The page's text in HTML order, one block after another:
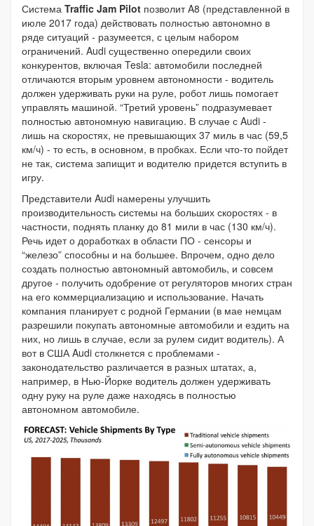
Система Traffic Jam Pilot позволит A8 (представленной в
июле 2017 года) действовать полностью автономно в
ряде ситуаций - разумеется, с целым набором
ограничений. Audi существенно опередили своих
конкурентов, включая Tesla: автомобили последней
отличаются вторым уровнем автономности - водитель
должен удерживать руки на руле, робот лишь помогает
управлять машиной. “Третий уровень” подразумевает
полностью автономную навигацию. В случае с Audi -
лишь на скоростях, не превышающих 37 миль в час (59,5
км/ч) - то есть, в основном, в пробках. Если что-то пойдет
не так, система запищит и водителю придется вступить в
игру.
Представители Audi намерены улучшить
производительность системы на больших скоростях - в
частности, поднять планку до 81 мили в час (130 км/ч).
Речь идет о доработках в области ПО - сенсоры и
“железо” способны и на большее. Впрочем, одно дело
создать полностью автономный автомобиль, и совсем
другое - получить одобрение от регуляторов многих стран
на его коммерциализацию и использование. Начать
компания планирует с родной Германии (в мае немцам
разрешили покупать автономные автомобили и ездить на
них, но лишь в случае, если за рулем сидит водитель). А
вот в США Audi столкнется с проблемами -
законодательство различается в разных штатах, а,
например, в Нью-Йорке водитель должен удерживать
одну руку на руле даже находясь в полностью
автономном автомобиле.